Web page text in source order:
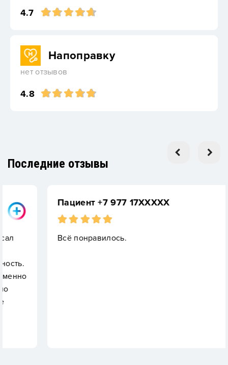
4.7
Напоправку
нет отзывов
4.8
Последние отзывы
Пациент +7 977 17XXXXX
Всё понравилось.